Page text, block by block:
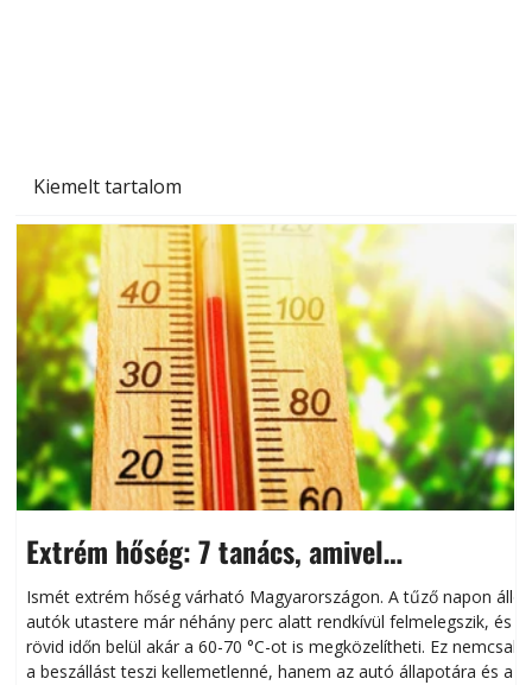
Kiemelt tartalom
Extrém hőség: 7 tanács, amivel
megóvhatjuk autónkat a nyári károktól
Ismét extrém hőség várható Magyarországon. A tűző napon álló
autók utastere már néhány perc alatt rendkívül felmelegszik, és
rövid időn belül akár a 60-70 °C-ot is megközelítheti. Ez nemcsak
a beszállást teszi kellemetlenné, hanem az autó állapotára és a